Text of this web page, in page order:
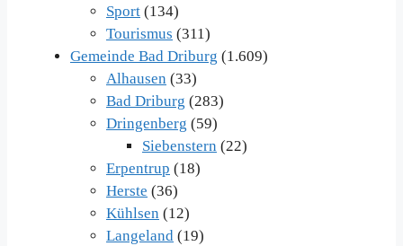
Sport (134)
Tourismus (311)
Gemeinde Bad Driburg (1.609)
Alhausen (33)
Bad Driburg (283)
Dringenberg (59)
Siebenstern (22)
Erpentrup (18)
Herste (36)
Kühlsen (12)
Langeland (19)